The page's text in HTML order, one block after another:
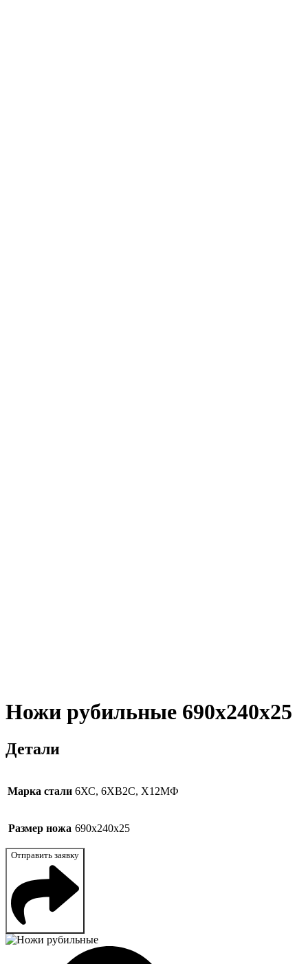
Ножи рубильные 690x240x25
Детали
Марка стали 6ХС, 6ХВ2С, Х12МФ
Размер ножа 690x240x25
Отправить заявку